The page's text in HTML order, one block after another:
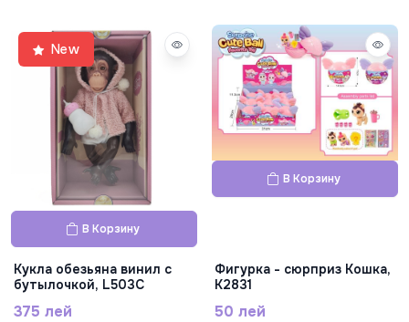
New
В Корзину
Кукла обезьяна винил с
бутылочкой, L503C
375 лей
В Корзину
Фигурка - сюрприз Кошка,
K2831
50 лей